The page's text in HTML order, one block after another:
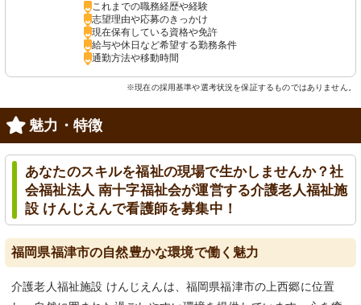
これまでの職務経歴や経験
志望理由や応募のきっかけ
現在保有している資格や免許
給与や休日など希望する勤務条件
通勤方法や移動時間
※現在の採用基準や選考状況を保証するものではありません。
魅力・特徴
あなたのスキルを福祉の現場で生かしませんか？社
会福祉法人 南十字福祉会が運営する介護老人福祉施
設 けんじえんで看護師を募集中！
福岡県福津市の自然豊かな環境で働く魅力
介護老人福祉施設 けんじえんは、福岡県福津市の上西郷に位置